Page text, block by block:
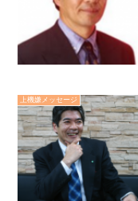
上機嫌メッセージ